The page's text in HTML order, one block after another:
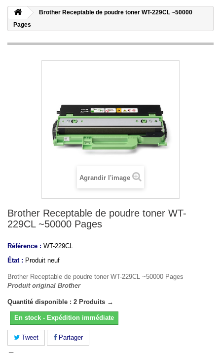
Brother Receptable de poudre toner WT-229CL ~50000
Pages
Agrandir l'image
Brother Receptable de poudre toner WT-
229CL ~50000 Pages
Référence : WT-229CL
État : Produit neuf
Brother Receptable de poudre toner WT-229CL ~50000 Pages
Produit original Brother
Quantité disponible : 2 Produits →
En stock - Expédition immédiate
Tweet Partager